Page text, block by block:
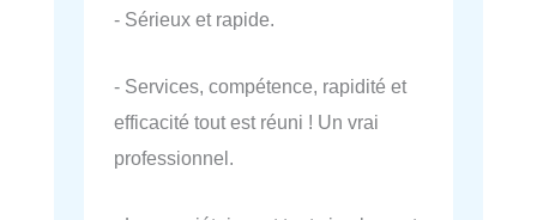
- Sérieux et rapide.
- Services, compétence, rapidité et
efficacité tout est réuni ! Un vrai
professionnel.